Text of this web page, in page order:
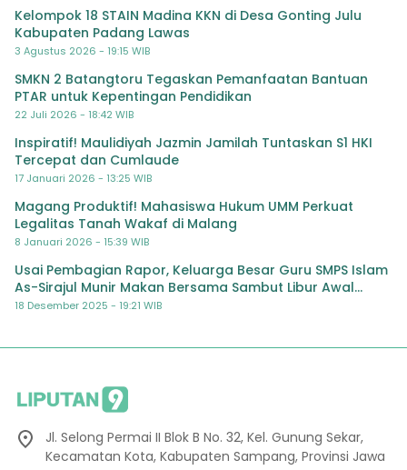
Kelompok 18 STAIN Madina KKN di Desa Gonting Julu
Kabupaten Padang Lawas
3 Agustus 2026 - 19:15 WIB
SMKN 2 Batangtoru Tegaskan Pemanfaatan Bantuan
PTAR untuk Kepentingan Pendidikan
22 Juli 2026 - 18:42 WIB
Inspiratif! Maulidiyah Jazmin Jamilah Tuntaskan S1 HKI
Tercepat dan Cumlaude
17 Januari 2026 - 13:25 WIB
Magang Produktif! Mahasiswa Hukum UMM Perkuat
Legalitas Tanah Wakaf di Malang
8 Januari 2026 - 15:39 WIB
Usai Pembagian Rapor, Keluarga Besar Guru SMPS Islam
As-Sirajul Munir Makan Bersama Sambut Libur Awal
Semester
18 Desember 2025 - 19:21 WIB
Jl. Selong Permai II Blok B No. 32, Kel. Gunung Sekar,
Kecamatan Kota, Kabupaten Sampang, Provinsi Jawa